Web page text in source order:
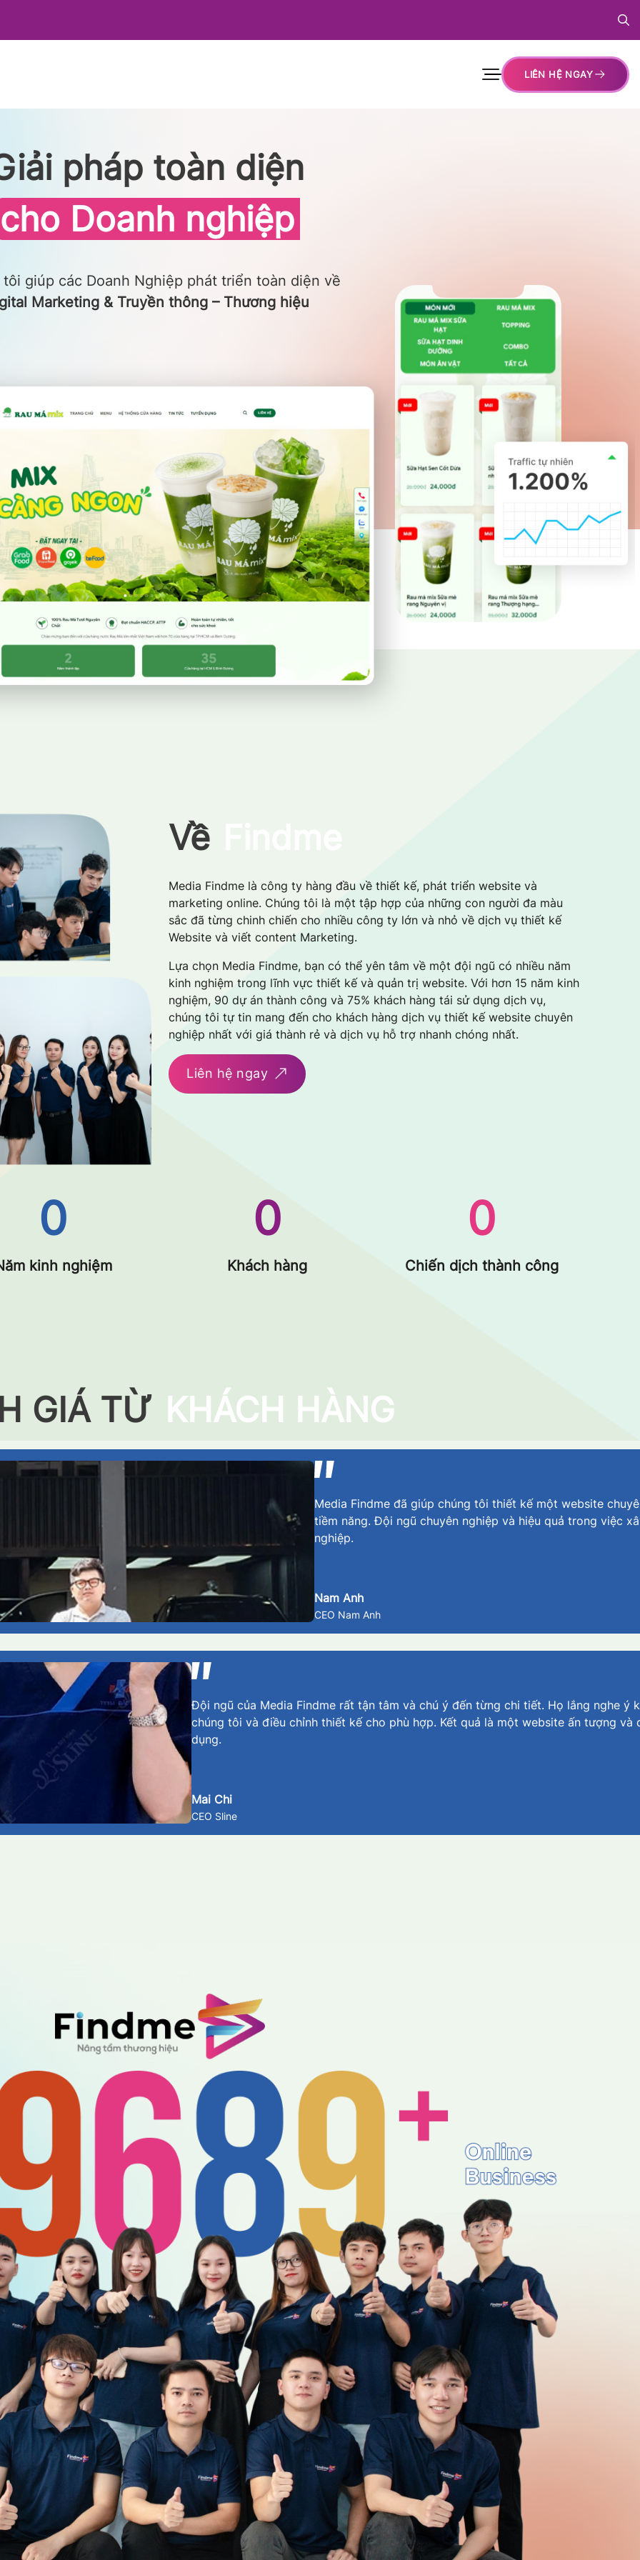
LIÊN HỆ NGAY
pháp toàn diện
cho Doanh nghiệp
giúp các Doanh Nghiệp phát triển toàn diện về
Marketing & Truyền thông – Thương hiệu
Về
Media Findme là công ty hàng đầu về thiết kế, phát triển website và
marketing online. Chúng tôi là một tập hợp của những con người đa màu
sắc đã từng chinh chiến cho nhiều công ty lớn và nhỏ về dịch vụ thiết kế
Website và viết content Marketing.
Lựa chọn Media Findme, bạn có thể yên tâm về một đội ngũ có nhiều năm
kinh nghiệm trong lĩnh vực thiết kế và quản trị website. Với hơn 15 năm kinh
nghiệm, 90 dự án thành công và 75% khách hàng tái sử dụng dịch vụ,
chúng tôi tự tin mang đến cho khách hàng dịch vụ thiết kế website chuyên
nghiệp nhất với giá thành rẻ và dịch vụ hỗ trợ nhanh chóng nhất.
Liên hệ ngay
0
kinh nghiệm
0
Khách hàng
0
Chiến dịch thành công
GIÁ TỪ KHÁCH HÀNG
Media Findme đã giúp chúng tôi thiết kế một website
tiềm năng. Đội ngũ chuyên nghiệp và hiệu quả trong việc
nghiệp.
Nam Anh
CEO Nam Anh
Đội ngũ của Media Findme rất tận tâm và chú ý đến từng chi tiết. Họ lắng nghe ý
chúng tôi và điều chỉnh thiết kế cho phù hợp. Kết quả là một website ấn tượng và
dụng.
Mai Chi
CEO Sline